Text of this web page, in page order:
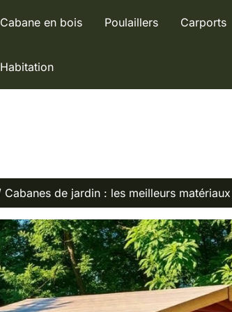
Cabane en bois Poulaillers Carports
Habitation
Cabanes de jardin : les meilleurs